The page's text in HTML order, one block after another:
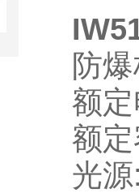
IW5
防
额
额
光